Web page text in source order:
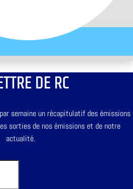
DE RC
semaine un récapitulatif des émissions
sorties de nos émissions et de notre
actualité.